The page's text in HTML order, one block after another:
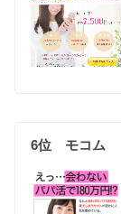
6位 モコム